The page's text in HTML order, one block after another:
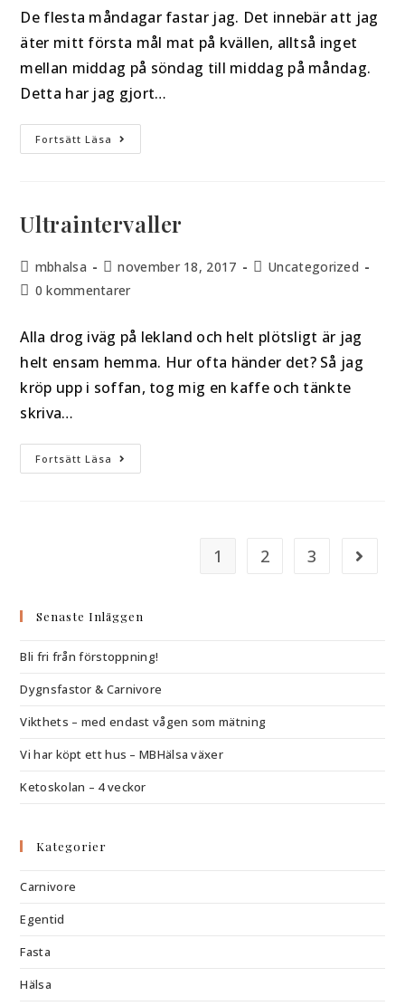
De flesta måndagar fastar jag. Det innebär att jag
äter mitt första mål mat på kvällen, alltså inget
mellan middag på söndag till middag på måndag.
Detta har jag gjort…
Fortsätt Läsa
Ultraintervaller
mbhalsa november 18, 2017
Uncategorized
0 kommentarer
Alla drog iväg på lekland och helt plötsligt är jag
helt ensam hemma. Hur ofta händer det? Så jag
kröp upp i soffan, tog mig en kaffe och tänkte
skriva…
Fortsätt Läsa
1 2 3
Senaste Inläggen
Bli fri från förstoppning!
Dygnsfastor & Carnivore
Vikthets – med endast vågen som mätning
Vi har köpt ett hus – MBHälsa växer
Ketoskolan – 4 veckor
Kategorier
Carnivore
Egentid
Fasta
Hälsa